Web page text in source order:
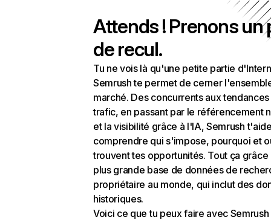
Attends ! Prenons un
de recul.
Tu ne vois là qu'une petite partie
Semrush te permet de cerner
marché. Des concurrents aux
trafic, en passant par le référencement
et la visibilité grâce à l'IA, Semrush
comprendre qui s'impose, pourquoi et
trouvent tes opportunités. Tout ça grâce
plus grande base de données de
propriétaire au monde, qui inclut des
historiques.
Voici ce que tu peux faire avec Semrush